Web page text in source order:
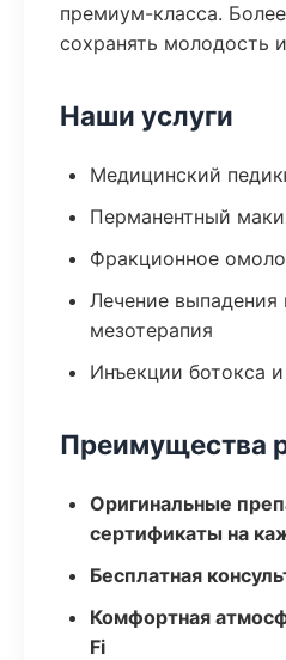
премиум-класса.
сохранять молодость
Наши услуги
Медицинский
Перманентный
Фракционное
Лечение выпадения
мезотерапия
Инъекции ботокса
Преимущества
Оригинальные
сертификаты на
Бесплатная
Комфортная
Fi